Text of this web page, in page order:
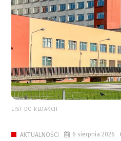
LIST DO REDAKCJI
AKTUALNOŚCI 6 sierpnia 2026